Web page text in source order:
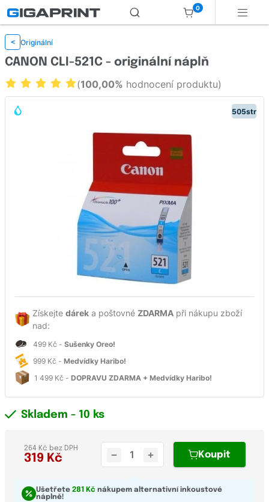
0
< Originální
505str
Získejte dárek a poštovné ZDARMA při nákupu zboží
nad:
499 Kč - Sušenky Oreo!
999 Kč - Medvídky Haribo!
1 499 Kč - DOPRAVU ZDARMA + Medvídky Haribo!
CANON CLI-521C - originální náplň
(100,00% hodnocení produktu)
Skladem - 10 ks
319 Kč
264 Kč bez DPH
Koupit
Ušetřete 281 Kč nákupem alternativní inkoustové
náplně!